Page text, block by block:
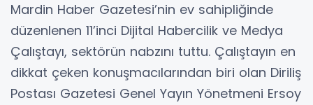
Mardin Haber Gazetesi’nin ev sahipliğinde
düzenlenen 11’inci Dijital Habercilik ve Medya
Çalıştayı, sektörün nabzını tuttu. Çalıştayın en
dikkat çeken konuşmacılarından biri olan Diriliş
Postası Gazetesi Genel Yayın Yönetmeni Ersoy